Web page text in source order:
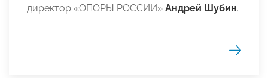
директор «ОПОРЫ РОССИИ» Андрей Шубин.